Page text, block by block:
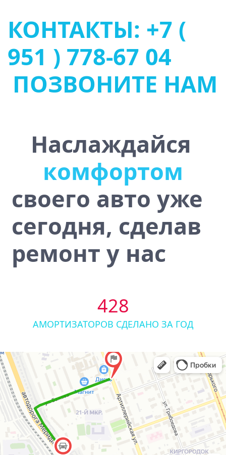
КОНТАКТЫ: +7 (
951 ) 778-67 04
ПОЗВОНИТЕ НАМ
Наслаждайся
сточивостью
своего авто уже
сегодня, сделав
ремонт у нас
428
АМОРТИЗАТОРОВ СДЕЛАНО ЗА ГОД